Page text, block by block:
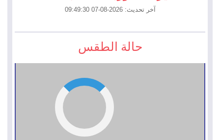
آخر تحديث: 2026-08-07 09:49:30
حالة الطقس